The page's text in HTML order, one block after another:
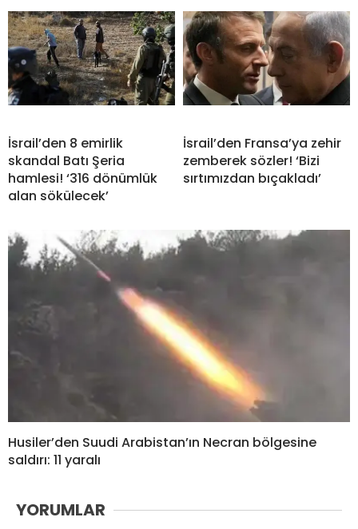
İsrail’den 8 emirlik
skandal Batı Şeria
hamlesi! ‘316 dönümlük
alan sökülecek’
İsrail’den Fransa’ya zehir
zemberek sözler! ‘Bizi
sırtımızdan bıçakladı’
Husiler’den Suudi Arabistan’ın Necran bölgesine
saldırı: 11 yaralı
YORUMLAR